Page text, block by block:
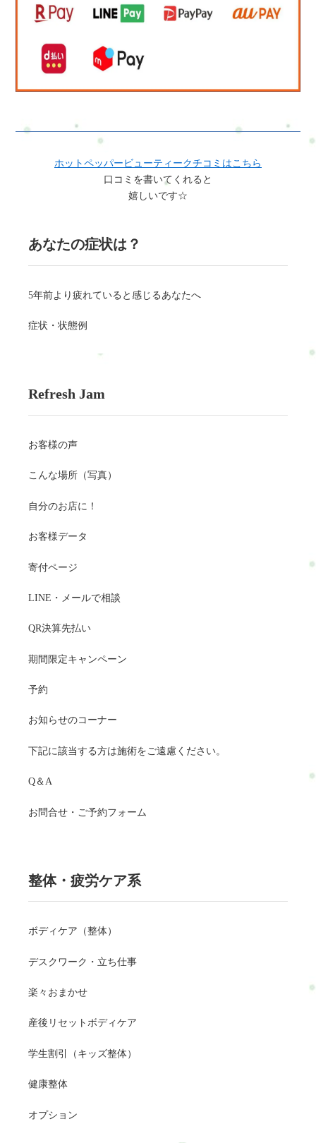
ホットペッパービューティークチコミはこちら
口コミを書いてくれると
嬉しいです☆
あなたの症状は？
5年前より疲れていると感じるあなたへ
症状・状態例
Refresh Jam
お客様の声
こんな場所（写真）
自分のお店に！
お客様データ
寄付ページ
LINE・メールで相談
QR決算先払い
期間限定キャンペーン
予約
お知らせのコーナー
下記に該当する方は施術をご遠慮ください。
Q＆A
お問合せ・ご予約フォーム
整体・疲労ケア系
ボディケア（整体）
デスクワーク・立ち仕事
楽々おまかせ
産後リセットボディケア
学生割引（キッズ整体）
健康整体
オプション